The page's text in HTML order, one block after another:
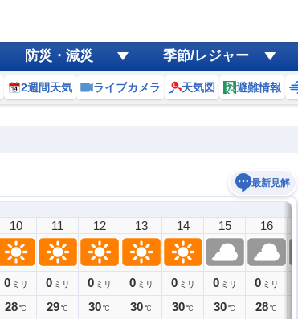
防災・減災 季節/レジャー
2週間天気 ライブカメラ 天気図 避難情報
最新見解
10
0 ミリ
28℃
11
0 ミリ
29℃
12
0 ミリ
30℃
13
0 ミリ
30℃
14
0 ミリ
30℃
15
0 ミリ
30℃
16
0 ミリ
28℃